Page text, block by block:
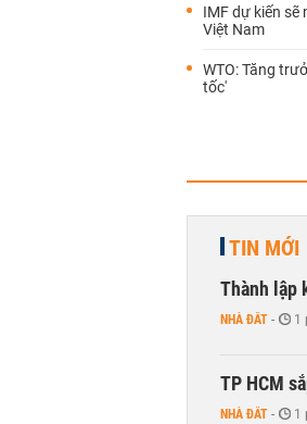
IMF dự kiến
Việt Nam
WTO: Tăng
tốc'
TIN MỚI
Thành lập
NHÀ ĐẤT - 1
TP HCM
NHÀ ĐẤT - 1